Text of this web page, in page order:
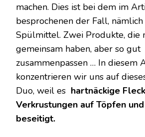
machen. Dies ist bei dem im
besprochenen der Fall,
Spülmittel. Zwei Produkte, die
gemeinsam haben, aber so gut
zusammenpassen … In diesem
konzentrieren wir uns auf
Duo, weil es hartnäckige
Verkrustungen auf Töpfen
beseitigt.